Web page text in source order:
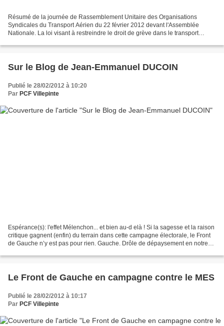
Résumé de la journée de Rassemblement Unitaire des Organisations
Syndicales du Transport Aérien du 22 février 2012 devant l'Assemblée
Nationale. La loi visant à restreindre le droit de grève dans le transport
Sur le Blog de Jean-Emmanuel DUCOIN
Publié le 28/02/2012 à 10:20
Par PCF Villepinte
Espérance(s): l'effet Mélenchon... et bien au-d elà ! Si la sagesse et la raison
critique gagnent (enfin) du terrain dans cette campagne électorale, le Front
de Gauche n’y est pas pour rien. Gauche. Drôle de dépaysement en notre
Le Front de Gauche en campagne contre le MES
Publié le 28/02/2012 à 10:17
Par PCF Villepinte